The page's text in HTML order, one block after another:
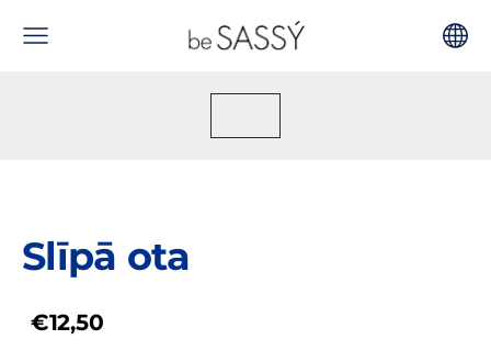
Slīpā ota
€12,50